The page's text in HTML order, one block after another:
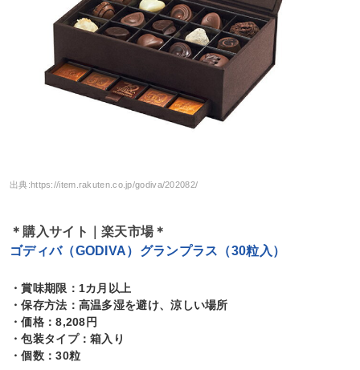
出典:https://item.rakuten.co.jp/godiva/202082/
＊購入サイト｜楽天市場＊
ゴディバ（GODIVA）グランプラス（30粒入）
・賞味期限：1カ月以上
・保存方法：高温多湿を避け、涼しい場所
・価格：8,208円
・包装タイプ：箱入り
・個数：30粒